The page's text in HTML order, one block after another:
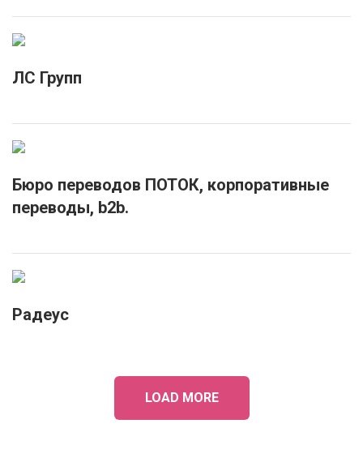
ЛС Групп
Бюро переводов ПОТОК, корпоративные
переводы, b2b.
Радеус
LOAD MORE